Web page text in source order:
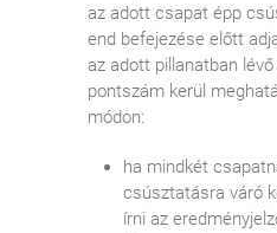
az adott csapat épp
end befejezése előtt
az adott pillanatban
pontszám kerül
módon:
ha mindkét
csúsztatásra váró
írni az